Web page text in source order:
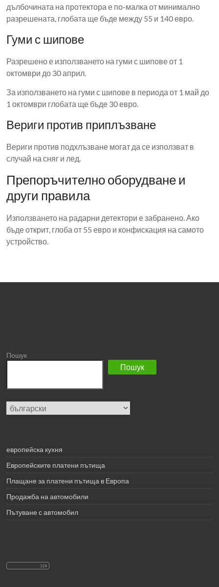
дълбочината на протектора е по-малка от минимално
разрешената, глобата ще бъде между 55 и 140 евро.
Гуми с шипове
Разрешено е използването на гуми с шипове от 1
октомври до 30 април.
За използването на гуми с шипове в периода от 1 май до
1 октомври глобата ще бъде 30 евро.
Вериги против приплъзване
Вериги против подхлъзване могат да се използват в
случай на сняг и лед.
Препоръчително оборудване и
други правила
Използването на радарни детектори е забранено. Ако
бъде открит, глоба от 55 евро и конфискация на самото
устройство.
Пошук
Пошук
Изберете
език
европейска кухня
Европейските платени пътища
Плащане за платени пътища в Европа
Продажба на автомобили
Пътуване с автомобил